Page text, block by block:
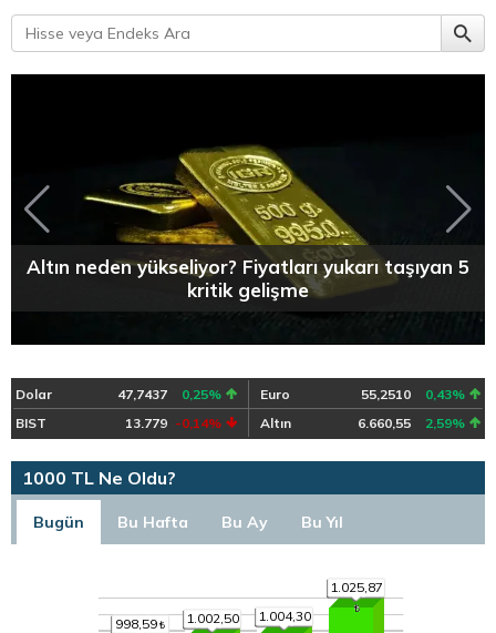
Altın neden yükseliyor? Fiyatları yukarı taşıyan 5
kritik gelişme
Dolar 47,7437 0,25% Euro 55,2510
0,43%
BIST
13.779 -0,14% Altın 6.660,55 2,59%
1000 TL Ne Oldu?
Bugün Bu Hafta Bu Ay Bu Yıl
998,59 1.002,50 1.004,30
1.025,87